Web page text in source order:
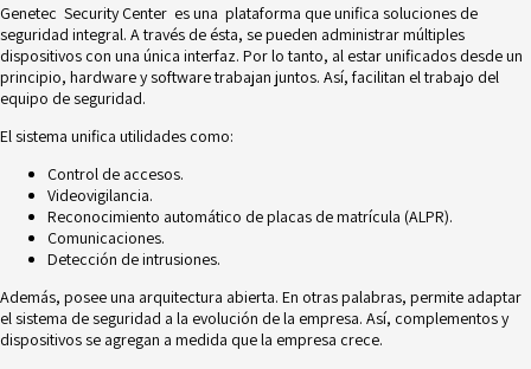
Genetec Security Center es una plataforma que unifica soluciones de
seguridad integral. A través de ésta, se pueden administrar múltiples
dispositivos con una única interfaz. Por lo tanto, al estar unificados desde un
principio, hardware y software trabajan juntos. Así, facilitan el trabajo del
equipo de seguridad.
El sistema unifica utilidades como:
Control de accesos.
Videovigilancia.
Reconocimiento automático de placas de matrícula (ALPR).
Comunicaciones.
Detección de intrusiones.
Además, posee una arquitectura abierta. En otras palabras, permite adaptar
el sistema de seguridad a la evolución de la empresa. Así, complementos y
dispositivos se agregan a medida que la empresa crece.